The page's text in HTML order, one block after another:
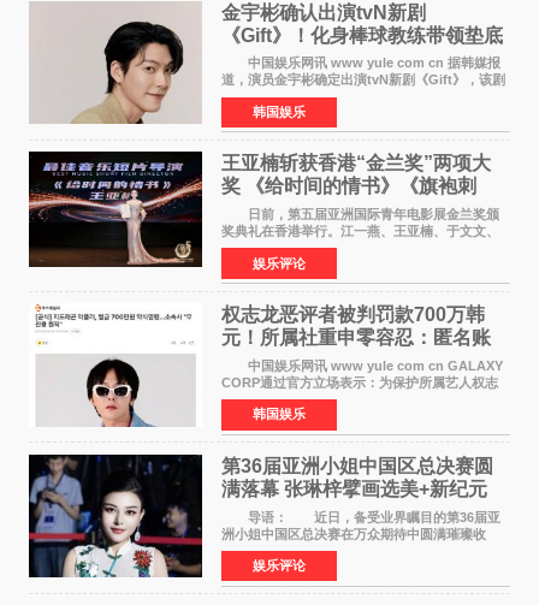
金宇彬确认出演tvN新剧
《Gift》！化身棒球教练带领垫底
球队逆袭
中国娱乐网讯 www yule com cn 据韩媒报
道，演员金宇彬确定出演tvN新剧《Gift》，该剧
预计将于下半年播出，引发观众高度期待。
本剧改编自同名网络漫画，讲述一位经历意外事
故后获得特殊
韩国娱乐
王亚楠斩获香港“金兰奖”两项大
奖 《给时间的情书》《旗袍刺
客》双双获肯定
日前，第五届亚洲国际青年电影展金兰奖颁
奖典礼在香港举行。江一燕、王亚楠、于文文、
李东学等知名演员出席活动。著名演员、导演王
亚楠凭借音乐故事片《给时间的情书》和院线电
影《旗袍刺客》
娱乐评论
权志龙恶评者被判罚款700万韩
元！所属社重申零容忍：匿名账
号也难逃刑责
中国娱乐网讯 www yule com cn GALAXY
CORP通过官方立场表示：为保护所属艺人权志
龙的名誉和权益，将持续对网络上发生的名誉损
害、散布虚假事实、侮辱、恶意诽谤等行为采取
法律应对措施。
韩国娱乐
第36届亚洲小姐中国区总决赛圆
满落幕 张琳梓擘画选美+新纪元
导语： 近日，备受业界瞩目的第36届亚
洲小姐中国区总决赛在万众期待中圆满璀璨收
官。整场盛典汇聚万千芳华，不仅完成了新一届
美丽代言人的加冕选拔，更在行业发展层面带来
颠覆性突破。活动
娱乐评论